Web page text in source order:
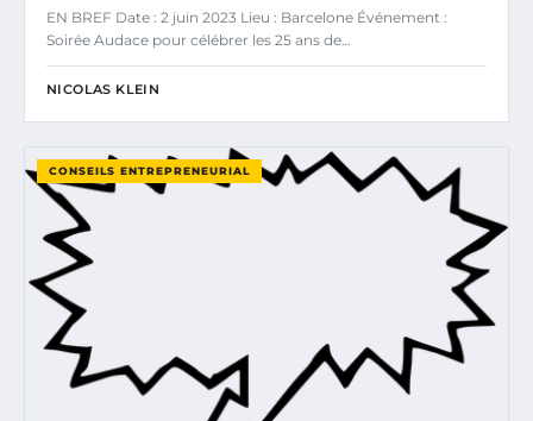
EN BREF Date : 2 juin 2023 Lieu : Barcelone Événement :
Soirée Audace pour célébrer les 25 ans de…
NICOLAS KLEIN
CONSEILS ENTREPRENEURIAL